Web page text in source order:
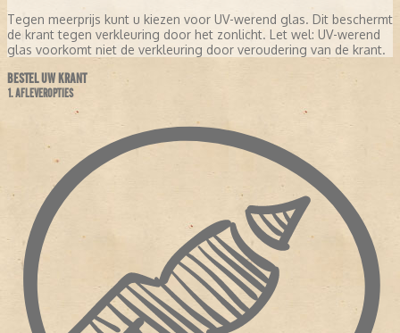
Tegen meerprijs kunt u kiezen voor UV-werend glas. Dit beschermt
de krant tegen verkleuring door het zonlicht. Let wel: UV-werend
glas voorkomt niet de verkleuring door veroudering van de krant.
BESTEL UW KRANT
1. AFLEVEROPTIES